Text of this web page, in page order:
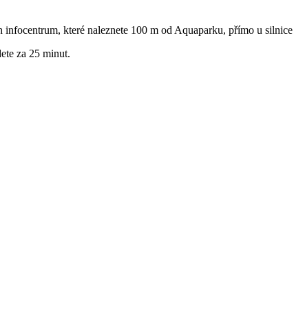
které naleznete 100 m od Aquaparku, přímo u
za 25 minut.